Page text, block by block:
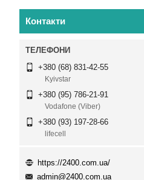
Контакти
+380 (68) 831-42-55
Kyivstar
+380 (95) 786-21-91
Vodafone (Viber)
+380 (93) 197-28-66
lifecell
https://2400.com.ua/
admin@2400.com.ua